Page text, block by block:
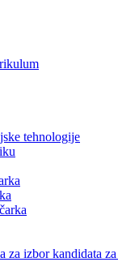
tehnologije
izbor kandidata